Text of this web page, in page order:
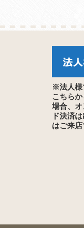
※法人様
こちら
場合、
ド決済
はご来